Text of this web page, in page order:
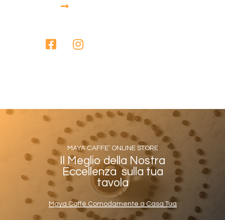
MAYA CAFFE’ ONLINE STORE
Il Meglio della Nostra
Eccellenza sulla tua
tavola
Maya Caffè Comodamente a Casa Tua